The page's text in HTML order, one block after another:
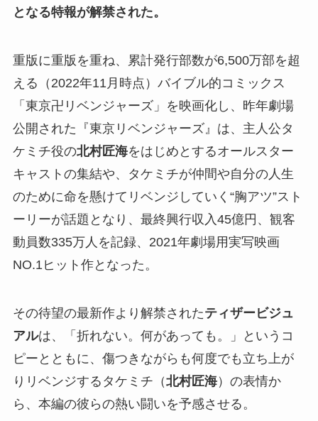
となる特報が解禁された。
重版に重版を重ね、累計発行部数が6,500万部を超
える（2022年11月時点）バイブル的コミックス
「東京卍リベンジャーズ」を映画化し、昨年劇場
公開された『東京リベンジャーズ』は、主人公タ
ケミチ役の北村匠海をはじめとするオールスター
キャストの集結や、タケミチが仲間や自分の人生
のために命を懸けてリベンジしていく“胸アツ”スト
ーリーが話題となり、最終興行収入45億円、観客
動員数335万人を記録、2021年劇場用実写映画
NO.1ヒット作となった。
その待望の最新作より解禁されたティザービジュ
アルは、「折れない。何があっても。」というコ
ピーとともに、傷つきながらも何度でも立ち上が
りリベンジするタケミチ（北村匠海）の表情か
ら、本編の彼らの熱い闘いを予感させる。